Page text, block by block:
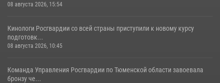
08 августа 2026, 15:54
Кинологи Росгвардии со всей страны приступили к новому курсу
подготовк...
08 августа 2026, 10:45
Команда Управления Росгвардии по Тюменской области завоевала
бронзу че...